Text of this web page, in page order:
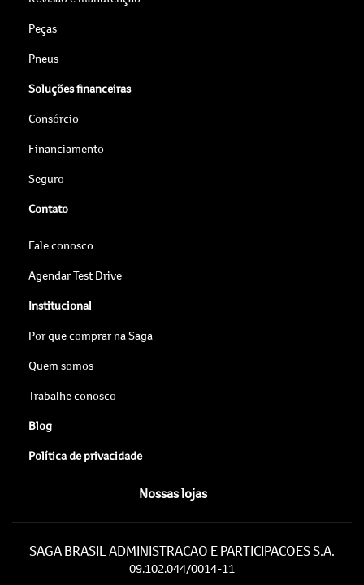
Peças
Pneus
Soluções financeiras
Consórcio
Financiamento
Seguro
Contato
Fale conosco
Agendar Test Drive
Institucional
Por que comprar na Saga
Quem somos
Trabalhe conosco
Blog
Política de privacidade
Nossas lojas
SAGA BRASIL ADMINISTRACAO E PARTICIPACOES S.A.
09.102.044/0014-11